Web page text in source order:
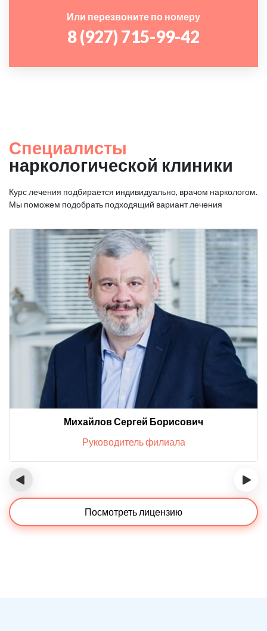
Или перезвоните по номеру
8 (927) 715-99-42
Специалисты
наркологической клиники
Курс лечения подбирается индивидуально, врачом наркологом.
Мы поможем подобрать подходящий вариант лечения
Михайлов Сергей Борисович
Руководитель филиала
‹ ›
Посмотреть лицензию